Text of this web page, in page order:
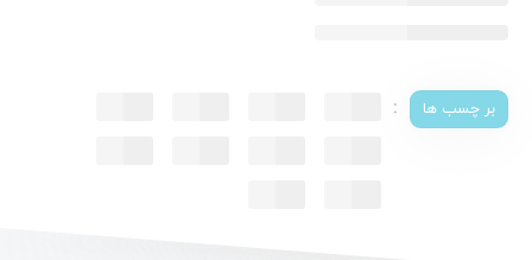
بر چسب ها :